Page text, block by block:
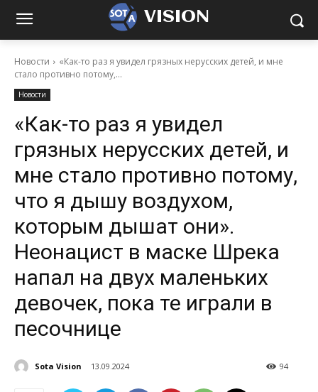
VISION
Новости
«Как-то раз я увидел грязных нерусских детей, и мне
стало противно потому,...
Новости
«Как-то раз я увидел
грязных нерусских детей, и
мне стало противно потому,
что я дышу воздухом,
которым дышат они».
Неонацист в маске Шрека
напал на двух маленьких
девочек, пока те играли в
песочнице
Sota Vision 13.09.2024 94